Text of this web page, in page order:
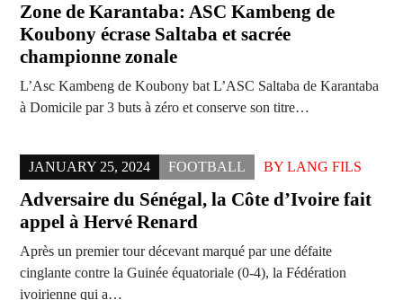
Zone de Karantaba: ASC Kambeng de
Koubony écrase Saltaba et sacrée
championne zonale
L’Asc Kambeng de Koubony bat L’ASC Saltaba de Karantaba
à Domicile par 3 buts à zéro et conserve son titre…
JANUARY 25, 2024 FOOTBALL BY LANG FILS
Adversaire du Sénégal, la Côte d’Ivoire fait
appel à Hervé Renard
Après un premier tour décevant marqué par une défaite
cinglante contre la Guinée équatoriale (0-4), la Fédération
ivoirienne qui a…